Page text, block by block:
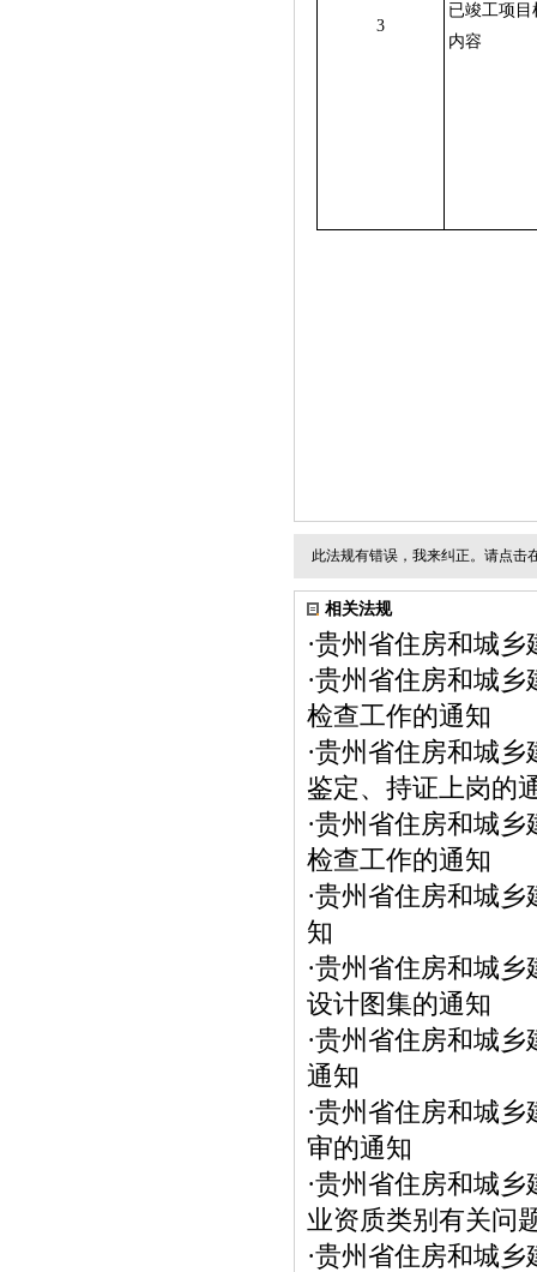
3
已竣工项目
内容
此法规有错误，我来纠正。请点击
相关法规
·贵州省住房和城乡
·贵州省住房和城乡
检查工作的通知
·贵州省住房和城乡
鉴定、持证上岗的
·贵州省住房和城乡
检查工作的通知
·贵州省住房和城乡
知
·贵州省住房和城乡
设计图集的通知
·贵州省住房和城乡
通知
·贵州省住房和城乡
审的通知
·贵州省住房和城乡
业资质类别有关问
·贵州省住房和城乡